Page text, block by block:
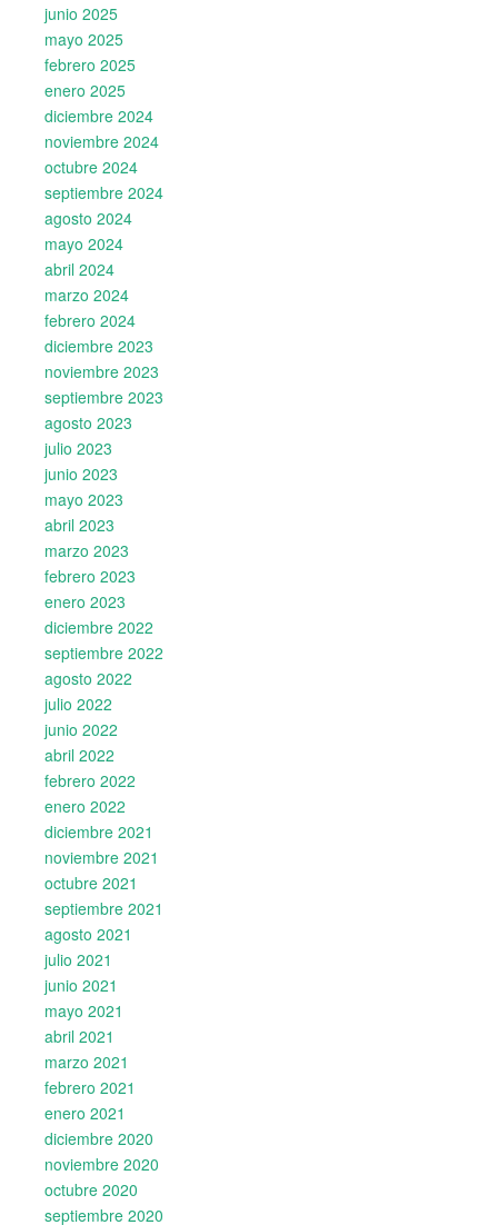
junio 2025
mayo 2025
febrero 2025
enero 2025
diciembre 2024
noviembre 2024
octubre 2024
septiembre 2024
agosto 2024
mayo 2024
abril 2024
marzo 2024
febrero 2024
diciembre 2023
noviembre 2023
septiembre 2023
agosto 2023
julio 2023
junio 2023
mayo 2023
abril 2023
marzo 2023
febrero 2023
enero 2023
diciembre 2022
septiembre 2022
agosto 2022
julio 2022
junio 2022
abril 2022
febrero 2022
enero 2022
diciembre 2021
noviembre 2021
octubre 2021
septiembre 2021
agosto 2021
julio 2021
junio 2021
mayo 2021
abril 2021
marzo 2021
febrero 2021
enero 2021
diciembre 2020
noviembre 2020
octubre 2020
septiembre 2020